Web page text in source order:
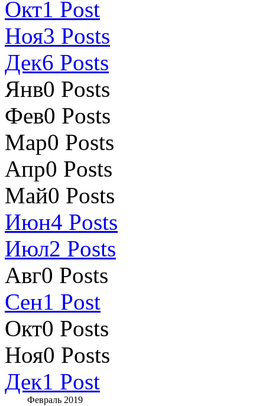
Окт1 Post
Ноя3 Posts
Дек6 Posts
Янв0 Posts
Фев0 Posts
Мар0 Posts
Апр0 Posts
Май0 Posts
Июн4 Posts
Июл2 Posts
Авг0 Posts
Сен1 Post
Окт0 Posts
Ноя0 Posts
Дек1 Post
Февраль 2019